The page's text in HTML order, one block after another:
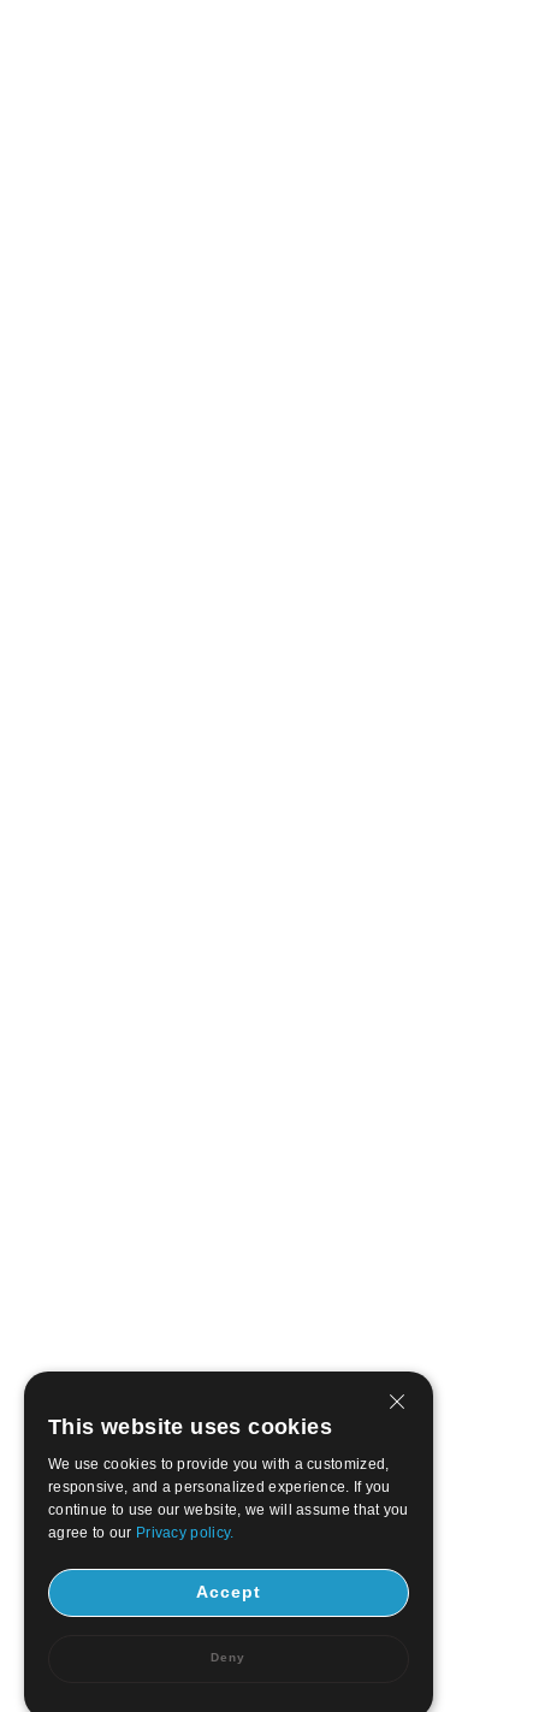
This website uses cookies
We use cookies to provide you with a customized,
responsive, and a personalized experience. If you
continue to use our website, we will assume that you
agree to our Privacy policy.
Accept
Deny